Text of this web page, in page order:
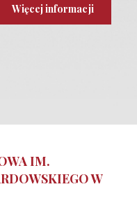
Więcej informacji
IM.
W